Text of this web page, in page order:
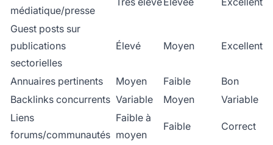
médiatique/presse
Guest posts sur
publications
sectorielles
Élevé Moyen Excellent
Annuaires pertinents Moyen Faible
Bon
Backlinks concurrents Variable Moyen
Variable
Liens
forums/communautés
Faible à
moyen
Faible Correct